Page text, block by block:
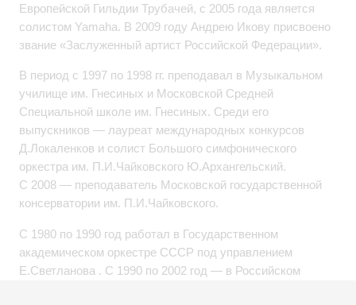
Европейской Гильдии Трубачей, с 2005 года является
солистом Yamaha. В 2009 году Андрею Икову присвоено
звание «Заслуженный артист Российской Федерации».
В период с 1997 по 1998 гг. преподавал в Музыкальном
училище им. Гнесиных и Московской Средней
Специальной школе им. Гнесиных. Среди его
выпускников — лауреат международных конкурсов
Д.Локаленков и солист Большого симфонического
оркестра им. П.И.Чайковского Ю.Архангельский.
С 2008 — преподаватель Московской государственной
консерватории им. П.И.Чайковского.
С 1980 по 1990 год работал в Государственном
академическом оркестре СССР под управлением
Е.Светланова . C 1990 по 2002 год — в Российском